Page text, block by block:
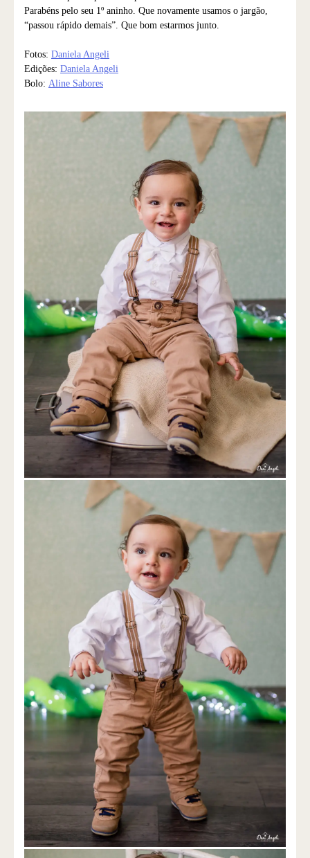
Parabéns pelo seu 1º aninho. Que novamente usamos o jargão,
“passou rápido demais”. Que bom estarmos junto.
Fotos: Daniela Angeli
Edições: Daniela Angeli
Bolo: Aline Sabores